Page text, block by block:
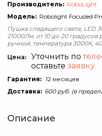
Производитель: RoboLight
Модель: Robolight Focusled
Пушка следящего света, LED
21000Лм, от 10 до 20
ручной, температура 3000К,
Цена:
Уточнить по
оставьте заявку
Гарантия: 12 месяцев
Доставка: 600 руб. (в
Описание